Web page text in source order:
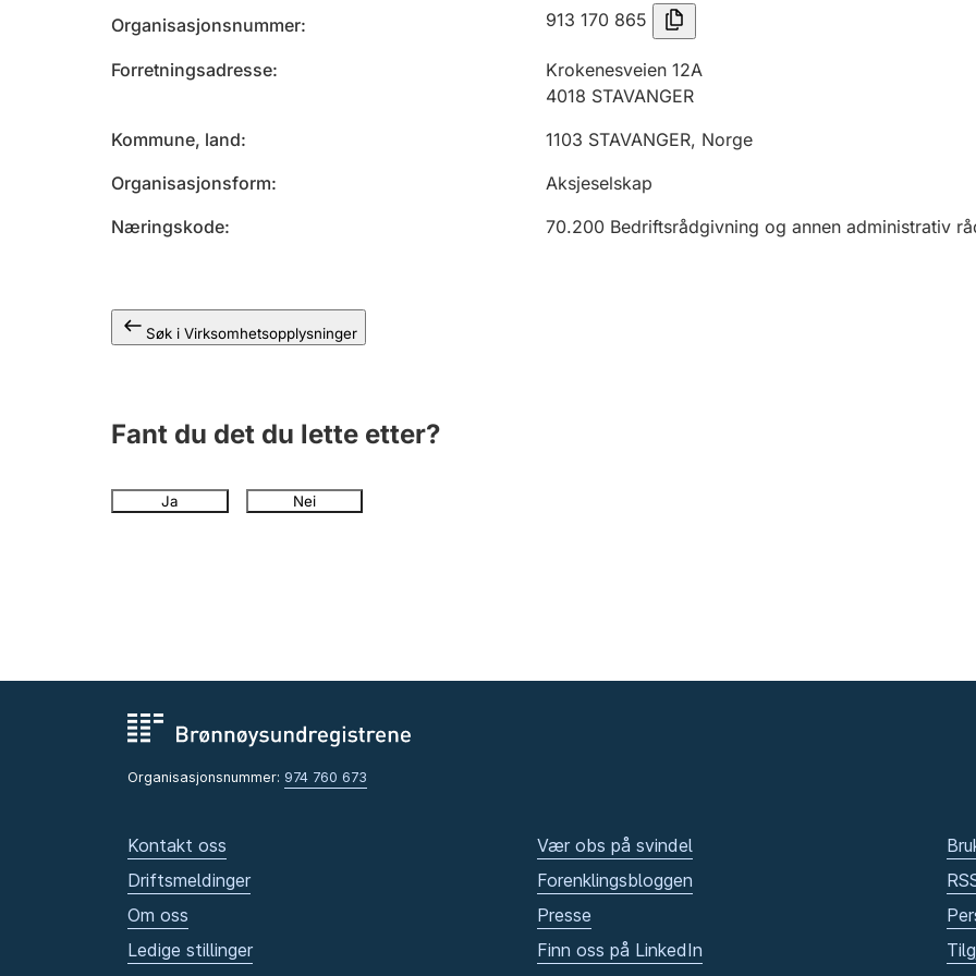
Organisasjonsnummer 913 170 865
Forretningsadresse
Krokenesveien 12A
4018 STAVANGER
Kommune, land
1103 STAVANGER, Norge
Organisasjonsform
Aksjeselskap
Næringskode
70.200 Bedriftsrådgivning og annen administrativ
Søk i Virksomhetsopplysninger
Fant du det du lette etter?
Ja Nei
Organisasjonsnummer: 974 760 673
Kontakt oss
Driftsmeldinger
Om oss
Ledige stillinger
Vær obs på svindel
Forenklingsbloggen
Presse
Finn oss på LinkedIn